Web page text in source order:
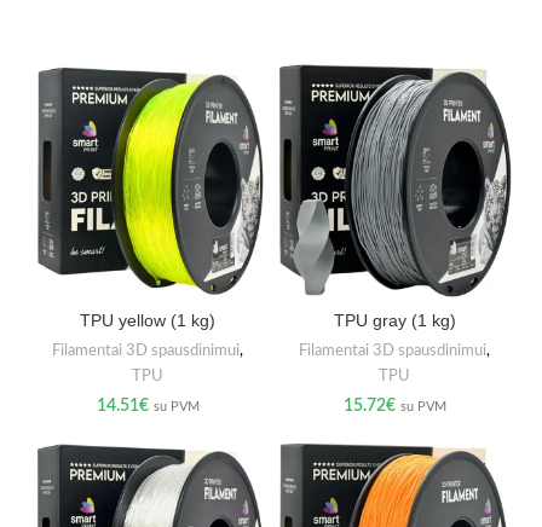
TPU yellow (1 kg)
Filamentai 3D spausdinimui,
TPU
14.51€ su PVM
TPU gray (1 kg)
Filamentai 3D spausdinimui,
TPU
15.72€ su PVM